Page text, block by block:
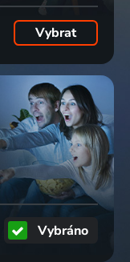
Vybrat
Vybráno